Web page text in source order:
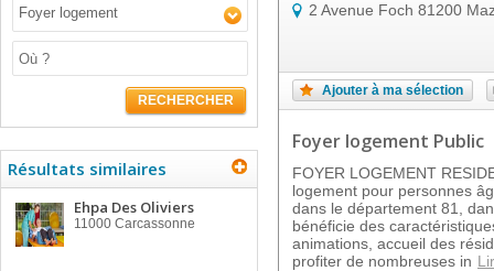
Foyer logement
RECHERCHER
Résultats similaires
Ehpa Des Oliviers
11000 Carcassonne
2 Avenue Foch 81200
Ajouter à ma sélection
Foyer logement Public
FOYER LOGEMENT
logement pour personnes
dans le département 81,
bénéficie des
animations, accueil des
profiter de nombreuses in